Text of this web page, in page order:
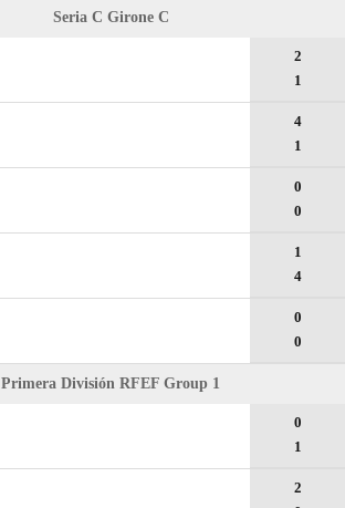
Seria C Girone C
2
1
4
1
0
0
1
4
0
0
Primera División RFEF Group 1
0
1
2